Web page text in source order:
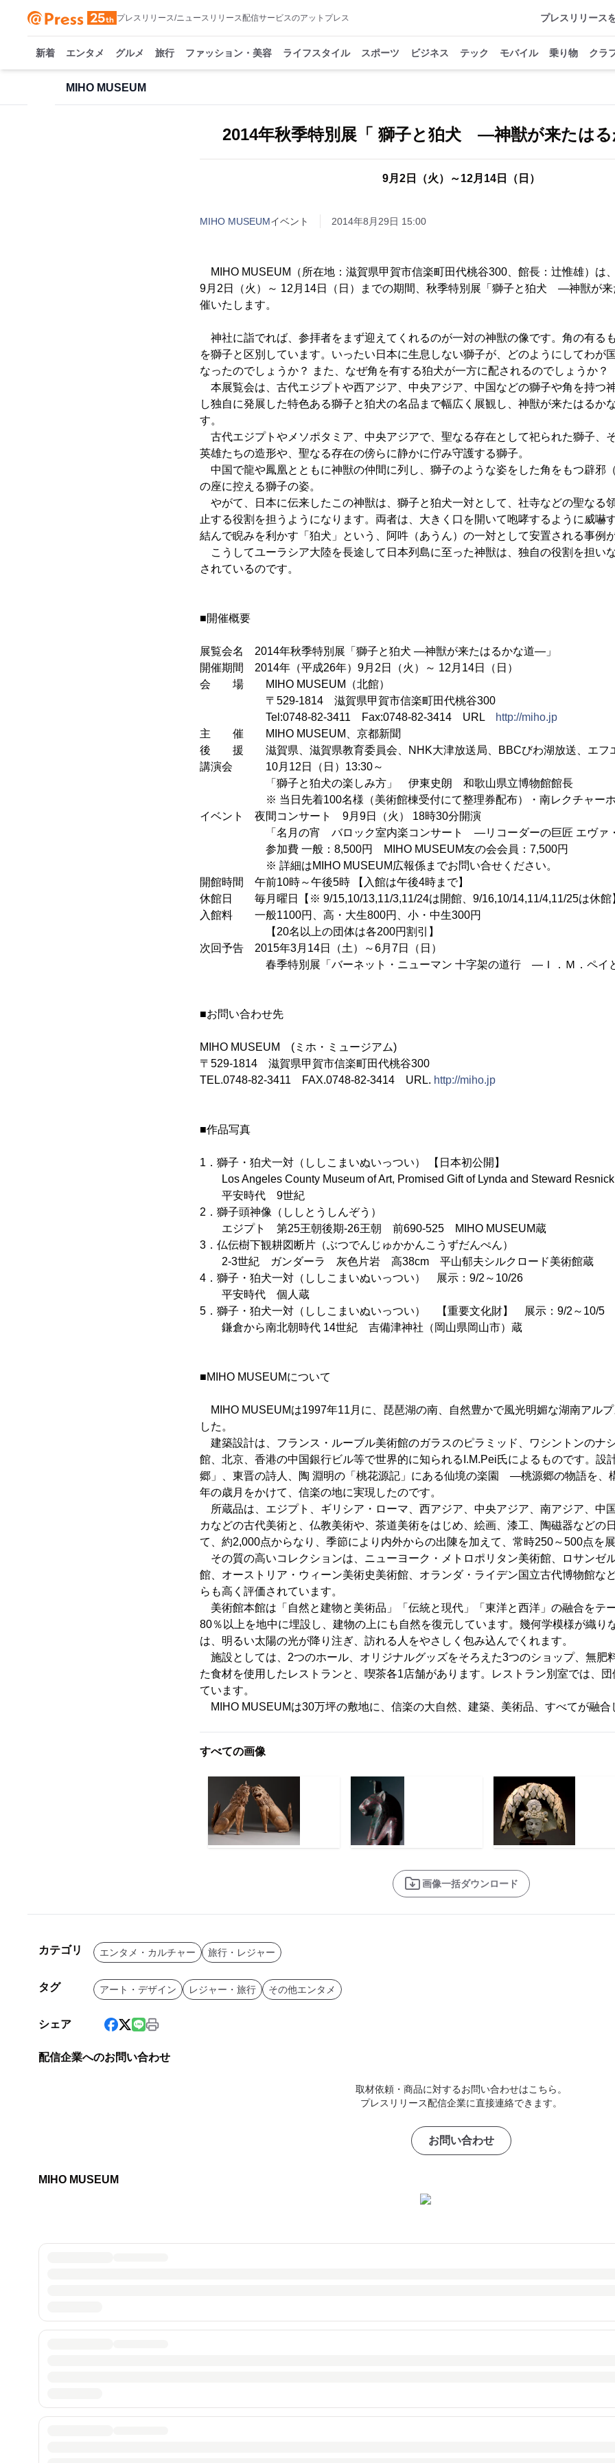
プレスリリース/ニュースリリース配信サービスのアットプレス プレスリリース
新着 エンタメ グルメ 旅行 ファッション・美容 ライフスタイル スポーツ ビジネス テック モバイル 乗り物 クラ
MIHO MUSEUM
2014年秋季特別展「 獅子と狛犬 ―神獣が来たはる
9月2日（火）～12月14日（日）
MIHO MUSEUMイベント 2014年8月29日 15:00
MIHO MUSEUM（所在地：滋賀県甲賀市信楽町田代桃谷300、館長：辻惟雄）は
9月2日（火）～ 12月14日（日）までの期間、秋季特別展「獅子と狛犬 ―神獣が
催いたします。
神社に詣でれば、参拝者をまず迎えてくれるのが一対の神獣の像です。角の有る
を獅子と区別しています。いったい日本に生息しない獅子が、どのようにしてわが
なったのでしょうか？ また、なぜ角を有する狛犬が一方に配されるのでしょうか？
本展覧会は、古代エジプトや西アジア、中央アジア、中国などの獅子や角を持つ
し独自に発展した特色ある獅子と狛犬の名品まで幅広く展観し、神獣が来たはるか
す。
古代エジプトやメソポタミア、中央アジアで、聖なる存在として祀られた獅子、
英雄たちの造形や、聖なる存在の傍らに静かに佇み守護する獅子。
中国で龍や鳳凰とともに神獣の仲間に列し、獅子のような姿をした角をもつ辟邪
の座に控える獅子の姿。
やがて、日本に伝来したこの神獣は、獅子と狛犬一対として、社寺などの聖なる
止する役割を担うようになります。両者は、大きく口を開いて咆哮するように威嚇
結んで睨みを利かす「狛犬」という、阿吽（あうん）の一対として安置される事例
こうしてユーラシア大陸を長途して日本列島に至った神獣は、独自の役割を担い
されているのです。
■開催概要
展覧会名 2014年秋季特別展「獅子と狛犬 ―神獣が来たはるかな道―」
開催期間 2014年（平成26年）9月2日（火）～ 12月14日（日）
会 場 MIHO MUSEUM（北館）
〒529-1814 滋賀県甲賀市信楽町田代桃谷300
Tel:0748-82-3411 Fax:0748-82-3414 URL
http://miho.jp
主 催 MIHO MUSEUM、京都新聞
後 援 滋賀県、滋賀県教育委員会、NHK大津放送局、BBCびわ湖放送、エフ
講演会 10月12日（日）13:30～
「獅子と狛犬の楽しみ方」 伊東史朗 和歌山県立博物館館長
※ 当日先着100名様（美術館棟受付にて整理券配布）・南レクチャーホ
イベント 夜間コンサート 9月9日（火） 18時30分開演
「名月の宵 バロック室内楽コンサート ―リコーダーの巨匠 エヴァ・
参加費 一般：8,500円 MIHO MUSEUM友の会会員：7,500円
※ 詳細はMIHO MUSEUM広報係までお問い合せください。
開館時間 午前10時～午後5時 【入館は午後4時まで】
休館日 毎月曜日【※ 9/15,10/13,11/3,11/24は開館、9/16,10/14,11/4,11/25は休館
入館料 一般1100円、高・大生800円、小・中生300円
【20名以上の団体は各200円割引】
次回予告 2015年3月14日（土）～6月7日（日）
春季特別展「バーネット・ニューマン 十字架の道行 ―Ｉ．Ｍ．ペイと
■お問い合わせ先
MIHO MUSEUM (ミホ・ミュージアム)
〒529-1814 滋賀県甲賀市信楽町田代桃谷300
TEL.0748-82-3411 FAX.0748-82-3414 URL. http://miho.jp
■作品写真
1．獅子・狛犬一対（ししこまいぬいっつい） 【日本初公開】
Los Angeles County Museum of Art, Promised Gift of Lynda and Steward Resnick
平安時代 9世紀
2．獅子頭神像（ししとうしんぞう）
エジプト 第25王朝後期-26王朝 前690-525 MIHO MUSEUM蔵
3．仏伝樹下観耕図断片（ぶつでんじゅかかんこうずだんぺん）
2-3世紀 ガンダーラ 灰色片岩 高38cm 平山郁夫シルクロード美術館蔵
4．獅子・狛犬一対（ししこまいぬいっつい） 展示：9/2～10/26
平安時代 個人蔵
5．獅子・狛犬一対（ししこまいぬいっつい） 【重要文化財】 展示：9/2～10/5
鎌倉から南北朝時代 14世紀 吉備津神社（岡山県岡山市）蔵
■MIHO MUSEUMについて
MIHO MUSEUMは1997年11月に、琵琶湖の南、自然豊かで風光明媚な湖南アルプ
した。
建築設計は、フランス・ルーブル美術館のガラスのピラミッド、ワシントンのナ
館、北京、香港の中国銀行ビル等で世界的に知られるI.M.Pei氏によるものです。設
郷」、東晋の詩人、陶 淵明の「桃花源記」にある仙境の楽園 ―桃源郷の物語を、
年の歳月をかけて、信楽の地に実現したのです。
所蔵品は、エジプト、ギリシア・ローマ、西アジア、中央アジア、南アジア、中
カなどの古代美術と、仏教美術や、茶道美術をはじめ、絵画、漆工、陶磁器などの
て、約2,000点からなり、季節により内外からの出陳を加えて、常時250～500点を展
その質の高いコレクションは、ニューヨーク・メトロポリタン美術館、ロサンゼ
館、オーストリア・ウィーン美術史美術館、オランダ・ライデン国立古代博物館な
らも高く評価されています。
美術館本館は「自然と建物と美術品」「伝統と現代」「東洋と西洋」の融合をテ
80％以上を地中に埋設し、建物の上にも自然を復元しています。幾何学模様が織り
は、明るい太陽の光が降り注ぎ、訪れる人をやさしく包み込んでくれます。
施設としては、2つのホール、オリジナルグッズをそろえた3つのショップ、無肥
た食材を使用したレストランと、喫茶各1店舗があります。レストラン別室では、
ています。
MIHO MUSEUMは30万坪の敷地に、信楽の大自然、建築、美術品、すべてが融合
すべての画像
画像一括ダウンロード
カテゴリ エンタメ・カルチャー 旅行・レジャー
タグ アート・デザイン レジャー・旅行 その他エンタメ
シェア
配信企業へのお問い合わせ
取材依頼・商品に対するお問い合わせはこちら。
プレスリリース配信企業に直接連絡できます。
お問い合わせ
MIHO MUSEUM